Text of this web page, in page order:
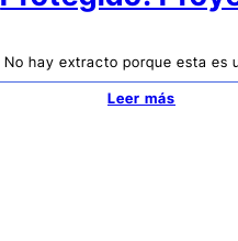
No hay extracto porque esta es
Leer más